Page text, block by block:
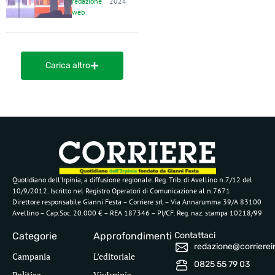
web
Carica altro
Quotidiano dell’Irpinia, a diffusione regionale. Reg. Trib. di Avellino n.7/12 del
10/9/2012. Iscritto nel Registro Operatori di Comunicazione al n.7671
Direttore responsabile Gianni Festa – Corriere srl – Via Annarumma 39/A 83100
Avellino – Cap.Soc. 20.000 € – REA 187346 – PI/CF. Reg. naz. stampa 10218/99
Categorie
Campania
Approfondimenti
L’editoriale
Contattaci
0825 55 79 03